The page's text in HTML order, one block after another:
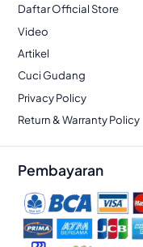
Daftar Official Store
Video
Artikel
Cuci Gudang
Privacy Policy
Return & Warranty Policy
Pembayaran